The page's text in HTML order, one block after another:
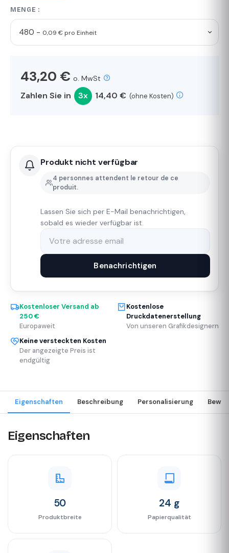
MENGE :
480 - 0,09 € pro Einheit
43,20 € o. MwSt
Zahlen Sie in 3x 14,40 € (ohne Kosten)
Produkt nicht verfügbar
4 personnes attendent le retour de ce
produit.
Lassen Sie sich per E-Mail benachrichtigen,
sobald es wieder verfügbar ist.
Benachrichtigen
Kostenloser Versand ab
250 €
Europaweit
Kostenlose
Druckdatenerstellung
Von unseren Grafikdesignern
Keine versteckten Kosten
Der angezeigte Preis ist
endgültig
Eigenschaften Beschreibung Personalisierung
Eigenschaften
50
Produktbreite
24 g
Papierqualität